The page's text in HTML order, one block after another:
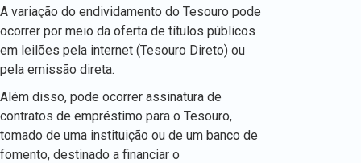
A variação do endividamento do Tesouro pode
ocorrer por meio da oferta de títulos públicos
em leilões pela internet (Tesouro Direto) ou
pela emissão direta.
Além disso, pode ocorrer assinatura de
contratos de empréstimo para o Tesouro,
tomado de uma instituição ou de um banco de
fomento, destinado a financiar o